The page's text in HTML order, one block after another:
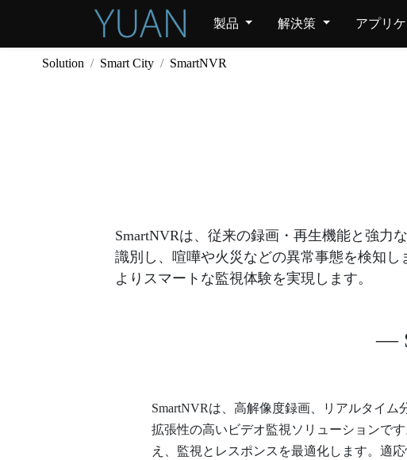
製品 解決策 アプリ
Solution Smart City SmartNVR
SmartNVRは、従来の録画・再生機能と強力
識別し、喧嘩や火災などの異常事態を検知
よりスマートな監視体験を実現します。
—
SmartNVRは、高解像度録画、リアルタイ
拡張性の高いビデオ監視ソリューションで
え、監視とレスポンスを最適化します。適